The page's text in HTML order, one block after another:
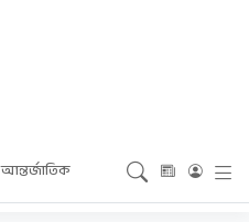
আন্তর্জাতিক অর্থনীতি বিনোদন